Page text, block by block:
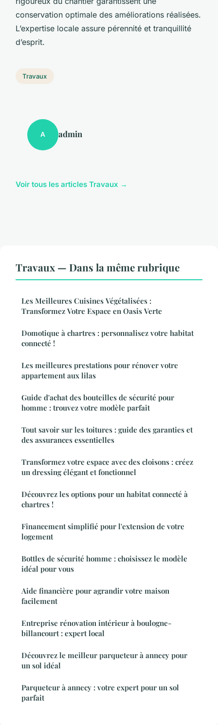
conservation optimale des améliorations réalisées.
L’expertise locale assure pérennité et tranquillité
d’esprit.
Travaux
A admin
Voir tous les articles Travaux →
Travaux — Dans la même rubrique
Les Meilleures Cuisines Végétalisées :
Transformez Votre Espace en Oasis Verte
Domotique à chartres : personnalisez votre habitat
connecté !
Les meilleures prestations pour rénover votre
appartement aux lilas
Guide d'achat des bouteilles de sécurité pour
homme : trouvez votre modèle parfait
Tout savoir sur les toitures : guide des garanties et
des assurances essentielles
Transformez votre espace avec des cloisons : créez
un dressing élégant et fonctionnel
Découvrez les options pour un habitat connecté à
chartres !
Financement simplifié pour l'extension de votre
logement
Bottles de sécurité homme : choisissez le modèle
idéal pour vous
Aide financière pour agrandir votre maison
facilement
Entreprise rénovation intérieur à boulogne-
billancourt : expert local
Découvrez le meilleur parqueteur à annecy pour
un sol idéal
Parqueteur à annecy : votre expert pour un sol
parfait